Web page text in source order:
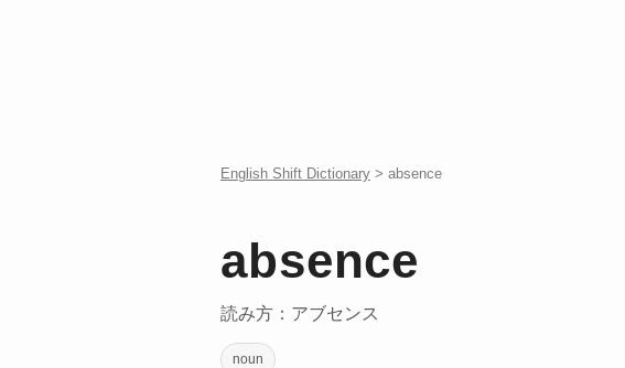
English Shift Dictionary > absence
absence
読み方：アブセンス
noun